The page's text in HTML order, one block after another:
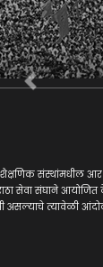
संस्थांमधील
सेवा संघाने आयोजित
त्यावेळी
Previous